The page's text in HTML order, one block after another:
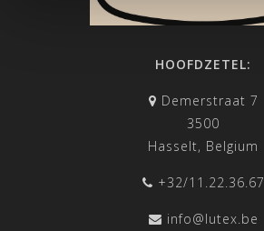
HOOFDZETEL:
Demerstraat 7
3500
Hasselt, Belgium
+32/11.22.36.67
info@lutex.be